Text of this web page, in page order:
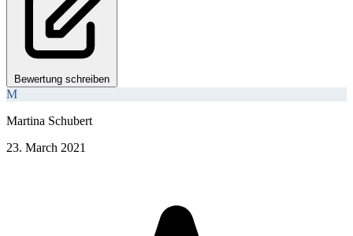
Bewertung schreiben
M
Martina Schubert
23. March 2021